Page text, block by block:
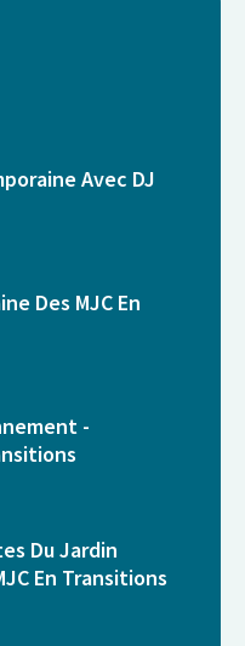
Avec DJ
Des MJC En
-
Du Jardin
En Transitions